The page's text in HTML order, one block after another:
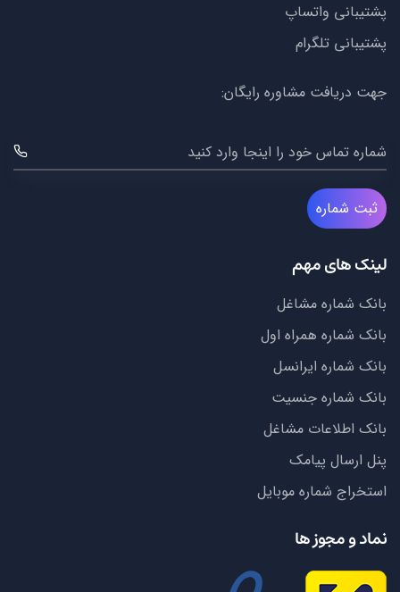
پشتیبانی واتساپ
پشتیبانی تلگرام
جهت دریافت مشاوره رایگان:
شماره تماس خود را اینجا وارد کنید
ثبت شماره
لینک های مهم
بانک شماره مشاغل
بانک شماره همراه اول
بانک شماره ایرانسل
بانک شماره جنسیت
بانک اطلاعات مشاغل
پنل ارسال پیامک
استخراج شماره موبایل
نماد و مجوز ها